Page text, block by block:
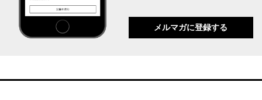
メルマガに登録する